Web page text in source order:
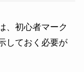
、初心者マーク
しておく必要が